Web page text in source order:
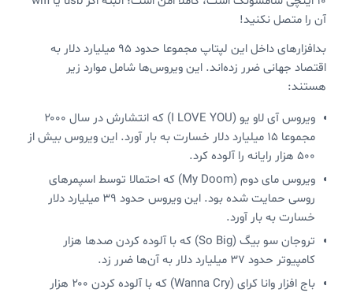
آن را متصل نکنید!
بدافزارهای داخل این لپتاپ مجموعا حدود ۹۵ میلیارد دلار به
اقتصاد جهانی ضرر زده‌اند. این ویروس‌ها شامل موارد زیر
هستند:
ویروس آی لاو یو (I LOVE YOU) که انتشارش در سال ۲۰۰۰
مجموعا ۱۵ میلیارد دلار خسارت به بار آورد. این ویروس بیش از
۵۰۰ هزار رایانه را آلوده کرد.
ویروس مای دوم (My Doom) که احتمالا توسط اسپمرهای
روسی حمایت شده بود. این ویروس حدود ۳۹ میلیارد دلار
خسارت به بار آورد.
تروجان سو بیگ (So Big) که با آلوده کردن صدها هزار
کامپیوتر حدود ۳۷ میلیارد دلار به آن‌ها ضرر زد.
باج افزار وانا کرای (Wanna Cry) که با آلوده کردن ۲۰۰ هزار